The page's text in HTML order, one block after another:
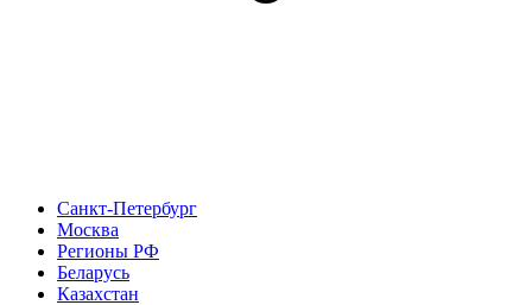
Санкт-Петербург
Москва
Регионы РФ
Беларусь
Казахстан